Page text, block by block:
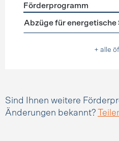
Förderprogramme
Förderprogramm
Abzüge für energetische
+ alle
Sind Ihnen weitere
Änderungen bekannt?